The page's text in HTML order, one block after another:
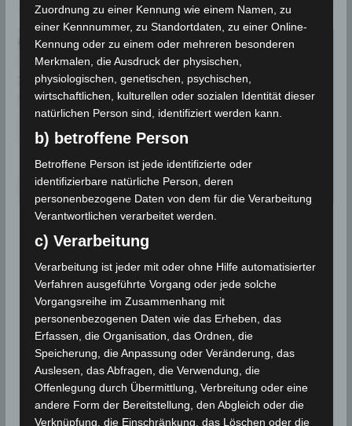
27 Sep 2021: Erdbeben im
Gouvernorat Gafsa [M4.20]
28. September 2021 Wettermann
1794 Views
Erdbeben,Gafsa,INM,Metlaoui,Seismologie
Die Erdbeben-Überwachungsstationen des
Nationalen Instituts für Meteorologie (INM) haben am
Montag, den 27 Sep 2021 ein Erdbeben im
Gouvernorat Gafsa
Zuordnung zu einer Kennung wie einem Namen, zu
einer Kennnummer, zu Standortdaten, zu einer Online-
Kennung oder zu einem oder mehreren besonderen
Merkmalen, die Ausdruck der physischen,
physiologischen, genetischen, psychischen,
wirtschaftlichen, kulturellen oder sozialen Identität dieser
natürlichen Person sind, identifiziert werden kann.
b) betroffene Person
Betroffene Person ist jede identifizierte oder
identifizierbare natürliche Person, deren
personenbezogene Daten von dem für die Verarbeitung
Verantwortlichen verarbeitet werden.
c) Verarbeitung
Verarbeitung ist jeder mit oder ohne Hilfe automatisierter
Verfahren ausgeführte Vorgang oder jede solche
Vorgangsreihe im Zusammenhang mit
personenbezogenen Daten wie das Erheben, das
Erfassen, die Organisation, das Ordnen, die
Speicherung, die Anpassung oder Veränderung, das
Auslesen, das Abfragen, die Verwendung, die
Offenlegung durch Übermittlung, Verbreitung oder eine
andere Form der Bereitstellung, den Abgleich oder die
Verknüpfung, die Einschränkung, das Löschen oder die